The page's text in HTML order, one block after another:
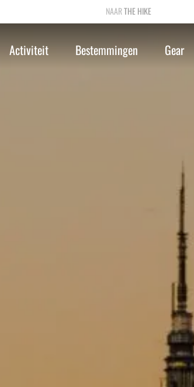
THE HIKE
Activiteit Bestemmingen Gear